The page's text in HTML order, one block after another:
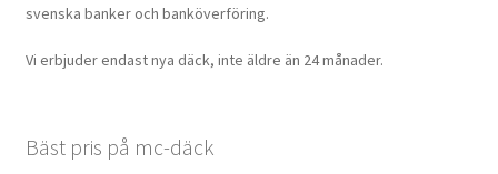
svenska banker och banköverföring.
Vi erbjuder endast nya däck, inte äldre än 24 månader.
Bäst pris på mc-däck